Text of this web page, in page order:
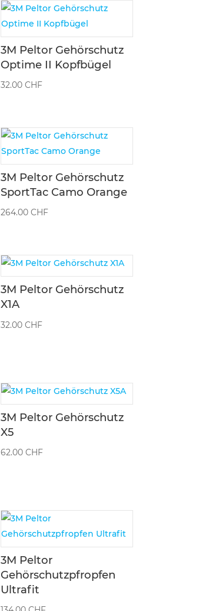
3M Peltor Gehörschutz
Optime II Kopfbügel
32.00CHF
3M Peltor Gehörschutz
SportTac Camo Orange
264.00CHF
3M Peltor Gehörschutz
X1A
32.00CHF
3M Peltor Gehörschutz
X5
62.00CHF
3M Peltor
Gehörschutzpfropfen
Ultrafit